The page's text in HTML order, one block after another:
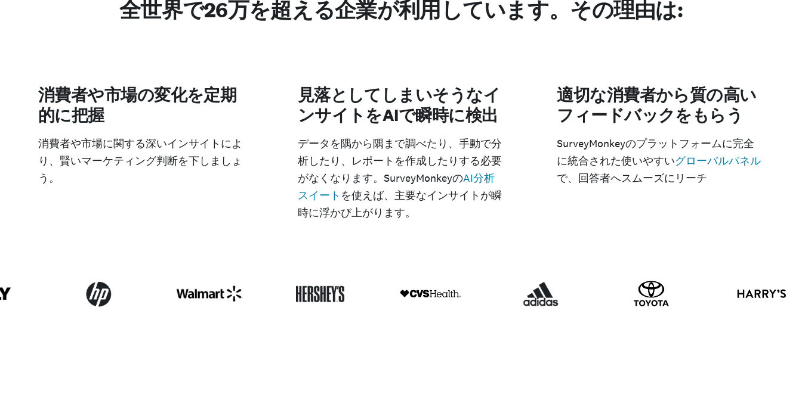
全世界で26万を超える企業が利用しています。その理由は:
消費者や市場の変化を定期
的に把握
消費者や市場に関する深いインサイトによ
り、賢いマーケティング判断を下しましょ
う。
見落としてしまいそうなイ
ンサイトをAIで瞬時に検出
データを隅から隅まで調べたり、手動で分
析したり、レポートを作成したりする必要
がなくなります。SurveyMonkeyのAI分析
スイート を使えば、主要なインサイトが瞬
時に浮かび上がります。
適切な消費者から質の高い
フィードバックをもらう
SurveyMonkeyのプラットフォームに完全
に統合された使いやすいグローバルパネル
で、回答者へスムーズにリーチ